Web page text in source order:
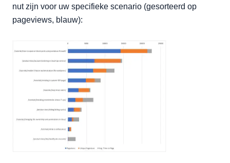
nut zijn voor uw specifieke scenario (gesorteerd op
pageviews, blauw):